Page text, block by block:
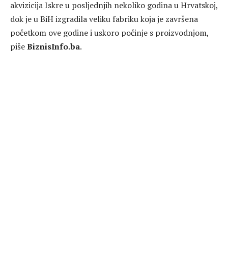
akvizicija Iskre u posljednjih nekoliko godina u Hrvatskoj,
dok je u BiH izgradila veliku fabriku koja je završena
početkom ove godine i uskoro počinje s proizvodnjom,
pišeBiznisInfo.ba.